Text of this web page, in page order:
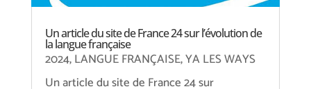
Un article du site de France 24 sur l’évolution de
la langue française
2024,LANGUE FRANÇAISE,YA LES WAYS
Un article du site de France 24 sur